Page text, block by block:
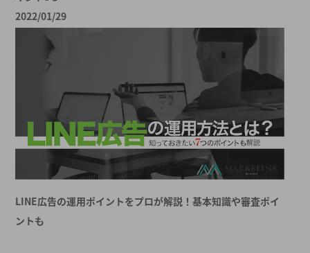
2022/01/29
LINE広告の運用ポイントをプロが解説！基本知識や審査ポイ
ントも